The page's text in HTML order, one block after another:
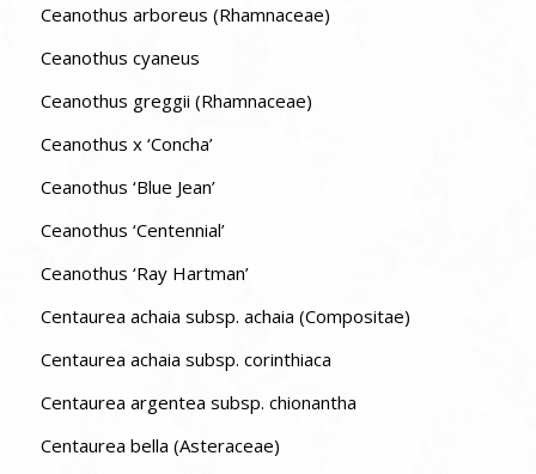
Ceanothus arboreus (Rhamnaceae)
Ceanothus cyaneus
Ceanothus greggii (Rhamnaceae)
Ceanothus x ‘Concha’
Ceanothus ‘Blue Jean’
Ceanothus ‘Centennial’
Ceanothus ‘Ray Hartman’
Centaurea achaia subsp. achaia (Compositae)
Centaurea achaia subsp. corinthiaca
Centaurea argentea subsp. chionantha
Centaurea bella (Asteraceae)